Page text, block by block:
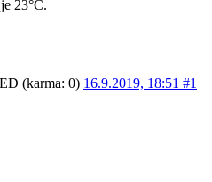
23°C.
(karma: 0) 16.9.2019, 18:51 #1